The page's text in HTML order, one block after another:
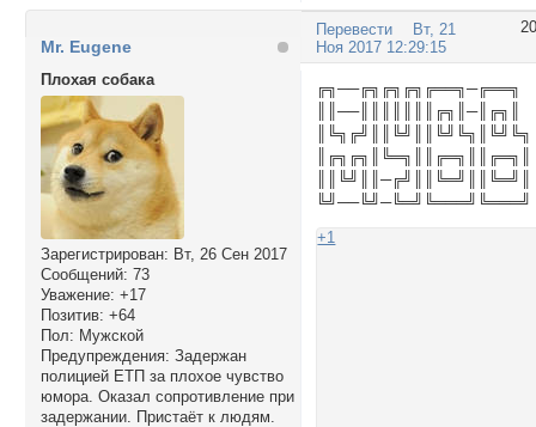
Перевести 20
Вт, 21
Ноя 2017 12:29:15
Mr. Eugene
Плохая собака
Зарегистрирован: Вт, 26 Сен 2017
Сообщений: 73
Уважение: +17
Позитив: +64
Пол: Мужской
Предупреждения: Задержан
полицией ЕТП за плохое чувство
юмора. Оказал сопротивление при
задержании. Пристаёт к людям.
╔╗──╔╗╔╗╔╗╔══╗─╔══╗
║║──║║║║║║║╔╗║─║╔╗║
║╚╗╔╝║║╚╝║║╚╝╚╗║╚╝╚╗
║╔╗╔╗║╚═╗║║╔═╗║║╔═╗║
║║╚╝║║─╔╝║║╚═╝║║╚═╝║
╚╝──╚╝─╚═╝╚═══╝╚═══╝
+1